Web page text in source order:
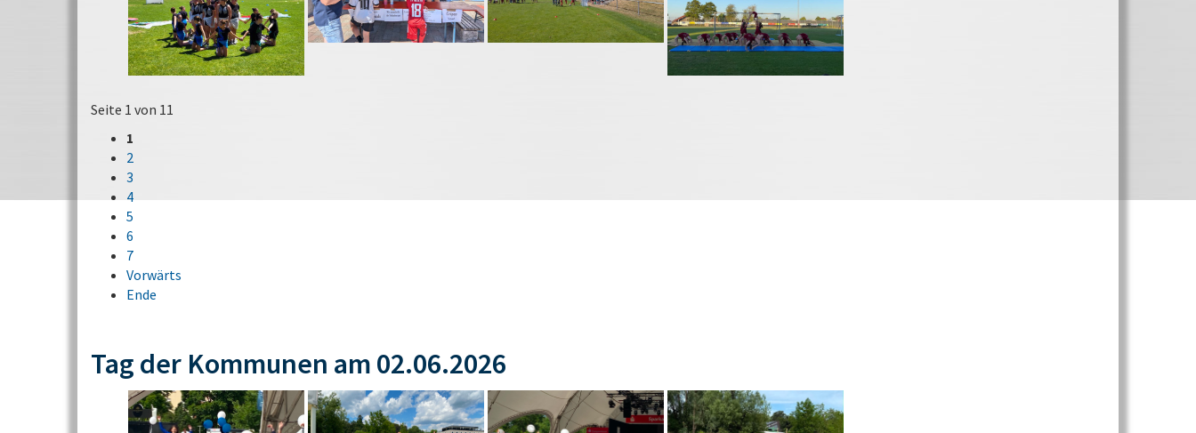
Seite 1 von 11
1
2
3
4
5
6
7
Vorwärts
Ende
Tag der Kommunen am 02.06.2026